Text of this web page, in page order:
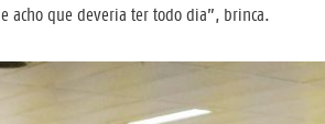
acho que deveria ter todo dia”, brinca.